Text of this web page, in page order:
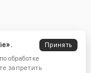
Принять
обработке
запретить